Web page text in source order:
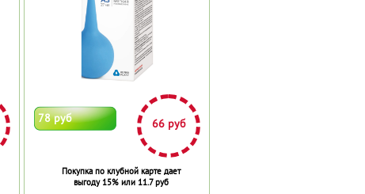
78 руб 66 руб
Покупка по клубной карте дает
выгоду 15% или 11.7 руб